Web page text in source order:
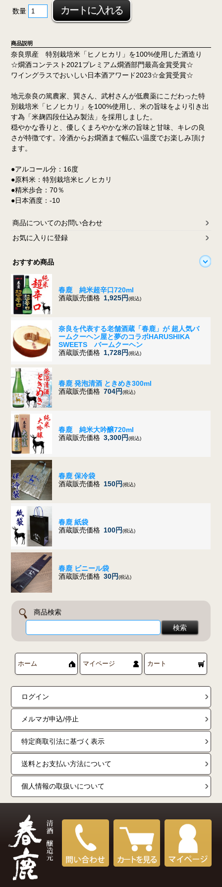
数量
商品説明
奈良県産 特別栽培米「ヒノヒカリ」を100%使用した酒造り
☆燗酒コンテスト2021プレミアム燗酒部門最高金賞受賞☆
ワイングラスでおいしい日本酒アワード2023☆金賞受賞☆
地元奈良の篤農家、巽さん、武村さんが低農薬にこだわった特
別栽培米「ヒノヒカリ」を100%使用し、米の旨味をより引き出
す為「米麹四段仕込み製法」を採用しました。
穏やかな香りと、優しくまろやかな米の旨味と甘味、キレの良
さが特徴です。冷酒からお燗酒まで幅広い温度でお楽しみ頂け
ます。
●アルコール分：16度
●原料米：特別栽培米ヒノヒカリ
●精米歩合：70％
●日本酒度：-10
商品についてのお問い合わせ
お気に入りに登録
おすすめ商品
春鹿 純米超辛口720ml
酒蔵販売価格 1,925円(税込)
奈良を代表する老舗酒蔵「春鹿」が 超人気バ
ームクーヘン屋と夢のコラボHARUSHIKA
SWEETS バームクーヘン
酒蔵販売価格 1,728円(税込)
春鹿 発泡清酒 ときめき300ml
酒蔵販売価格 704円(税込)
春鹿 純米大吟醸720ml
酒蔵販売価格 3,300円(税込)
春鹿 保冷袋
酒蔵販売価格 150円(税込)
春鹿 紙袋
酒蔵販売価格 100円(税込)
春鹿 ビニール袋
酒蔵販売価格 30円(税込)
商品検索
ホーム マイページ カート
ログイン
メルマガ申込/停止
特定商取引法に基づく表示
送料とお支払い方法について
個人情報の取扱いについて